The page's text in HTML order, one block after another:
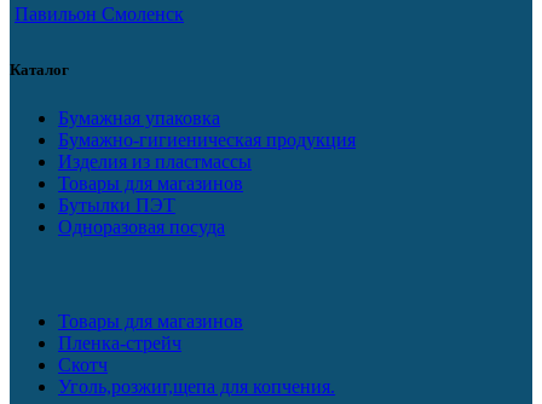
Павильон Смоленск
Каталог
Бумажная упаковка
Бумажно-гигиеническая продукция
Изделия из пластмассы
Товары для магазинов
Бутылки ПЭТ
Одноразовая посуда
Товары для магазинов
Пленка-стрейч
Скотч
Уголь,розжиг,щепа для копчения.